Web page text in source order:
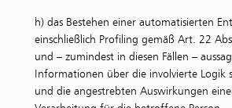
h) das Bestehen einer automatisierten
einschließlich Profiling gemäß Art. 22
und – zumindest in diesen Fällen –
Informationen über die involvierte Logik
und die angestrebten Auswirkungen